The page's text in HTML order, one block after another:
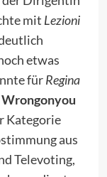
mit Lezioni
etwas
fürRegina
Wrongonyou
Kategorie
aus
Televoting,